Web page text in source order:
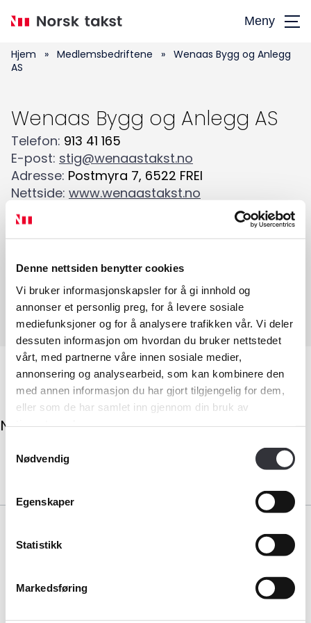
Denne nettsiden benytter cookies
Vi bruker informasjonskapsler for å gi innhold og
annonser et personlig preg, for å levere sosiale
mediefunksjoner og for å analysere trafikken vår. Vi deler
dessuten informasjon om hvordan du bruker nettstedet
vårt, med partnerne våre innen sosiale medier,
annonsering og analysearbeid, som kan kombinere den
med annen informasjon du har gjort tilgjengelig for dem,
eller som de har samlet inn gjennom din bruk av
Nødvendig
Egenskaper
Statistikk
Markedsføring
hovedinnhold
Meny
Søk
etter:
Medlemskap
Kurs og konferanser
Aktuelt
Om Norsk takst
Hjem » Medlemsbedriftene » Wenaas Bygg og Anlegg
AS
Wenaas Bygg og Anlegg AS
Telefon: 913 41 165
E-post: stig@wenaastakst.no
Adresse: Postmyra 7, 6522 FREI
Nettside: www.wenaastakst.no
Skadetaksering av byggverk
Skjønn
Tilstandsanalyse av boligeiendom
Verditaksering av bolig
No results.
Medlemskap